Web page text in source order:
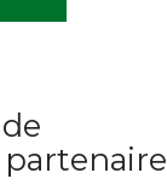
partenaire